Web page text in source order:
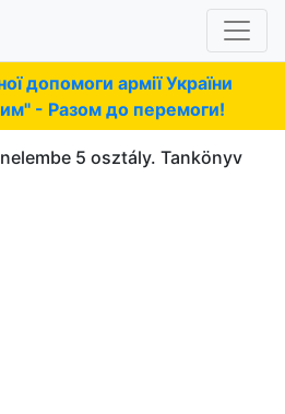
допомоги армії України
- Разом до перемоги!
5 osztály. Tankönyv